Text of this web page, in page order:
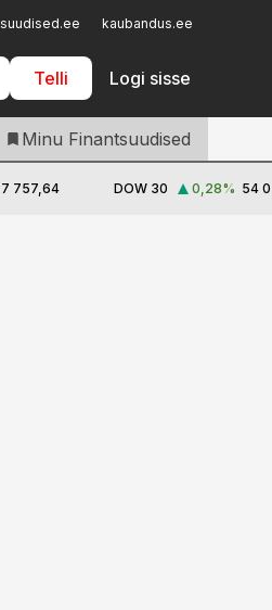
kaubandus.ee
Telli Logi sisse
Iseteenindus
Finantsuudised
Minu Finantsuudised
7 757,64 DOW 30 0,28% 54